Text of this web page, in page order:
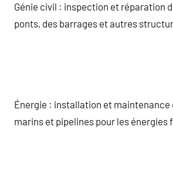
Génie civil : inspection et réparation
ponts, des barrages et autres
Énergie : installation et maintenance
marins et pipelines pour les énergies